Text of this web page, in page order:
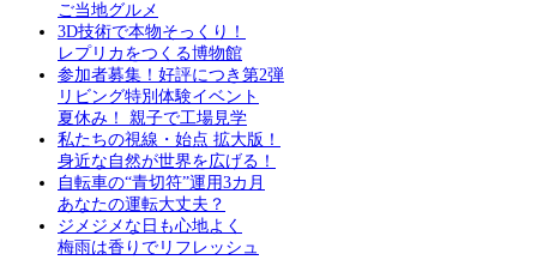
ご当地グルメ
3D技術で本物そっくり！
レプリカをつくる博物館
参加者募集！好評につき第2弾
リビング特別体験イベント
夏休み！ 親子で工場見学
私たちの視線・始点 拡大版！
身近な自然が世界を広げる！
自転車の“青切符”運用3カ月
あなたの運転大丈夫？
ジメジメな日も心地よく
梅雨は香りでリフレッシュ